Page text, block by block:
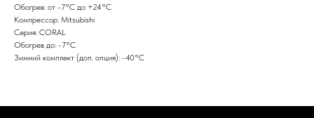
Обогрев: от -7°С до +24°С
Компрессор: Mitsubishi
Серия: CORAL
Обогрев до: -7°С
Зимний комплект (доп. опция): -40°С